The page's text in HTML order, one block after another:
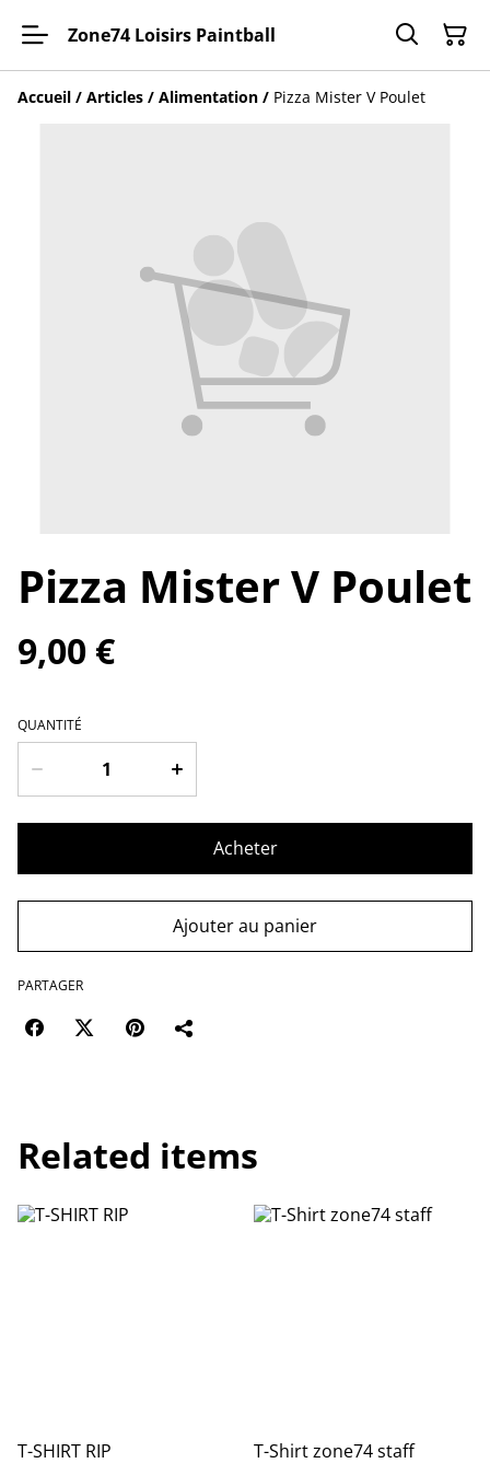
Zone74 Loisirs Paintball
Accueil / Articles / Alimentation / Pizza Mister V Poulet
Pizza Mister V Poulet
9,00 €
QUANTITÉ
Acheter
Ajouter au panier
PARTAGER
Related items
T-SHIRT RIP
T-Shirt zone74 staff